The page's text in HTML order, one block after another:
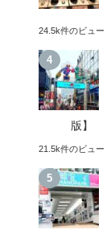
24.5k件のビュー
版】
21.5k件のビュー